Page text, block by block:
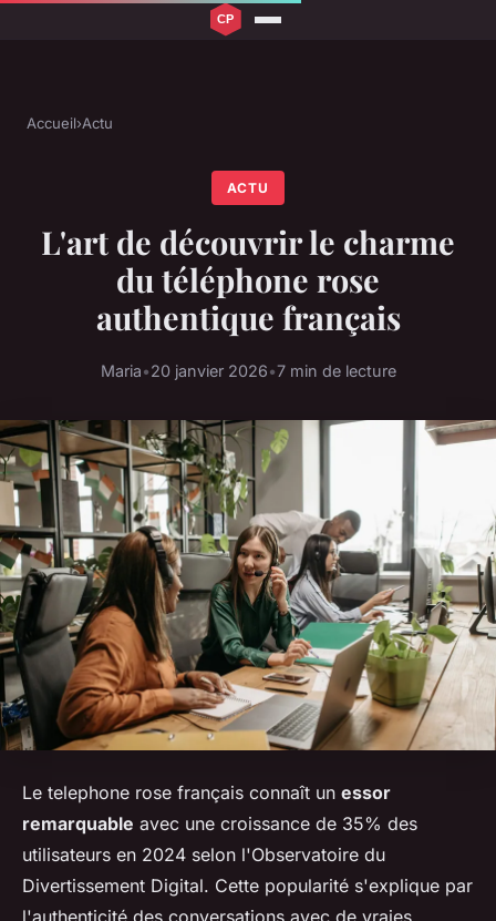
Accueil›Actu
ACTU
L'art de découvrir le charme
du téléphone rose
authentique français
Maria•20 janvier 2026•7 min de lecture
Le telephone rose français connaît un essor
remarquable avec une croissance de 35% des
utilisateurs en 2024 selon l'Observatoire du
Divertissement Digital. Cette popularité s'explique par